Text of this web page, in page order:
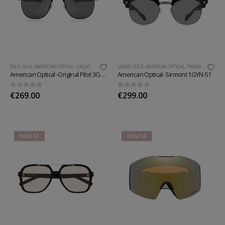
SOLE SOLE AMERICAN OPTICAL UNCATEGORIZED UOMO,DONNA
American Optical -Original Pilot 3GYG
0Su 5
€269.00
UOMO SOLE AMERICAN OPTICAL TREND
American Optical- Sirmont 1GYN-51
0Su 5
€299.00
NOVITÀ NOVITÀ